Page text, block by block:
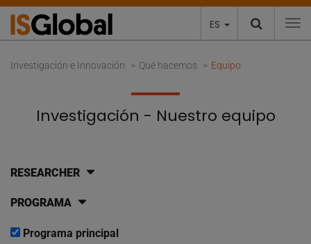
ES
Investigación e Innovación Qué hacemos Equipo
Investigación - Nuestro equipo
RESEARCHER
PROGRAMA
Programa principal